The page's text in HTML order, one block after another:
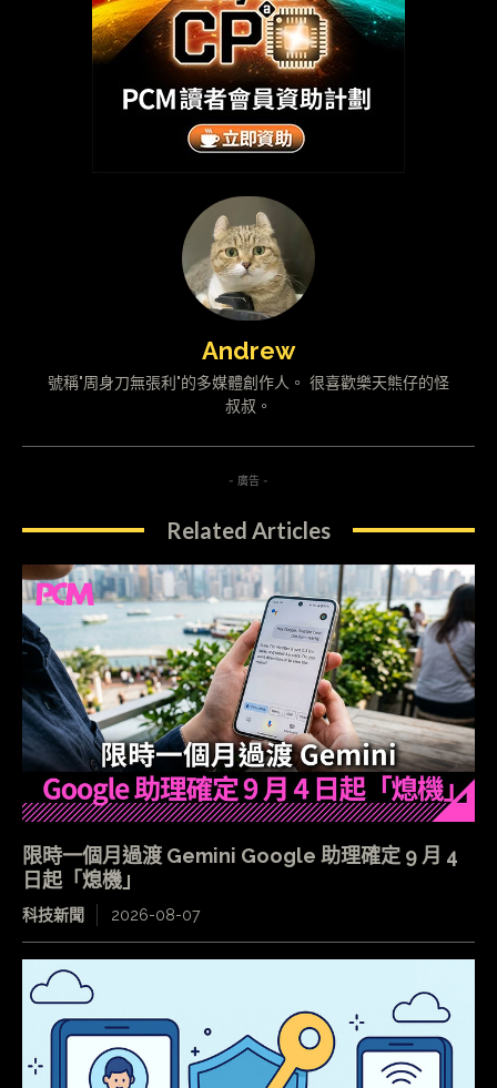
Andrew
號稱"周身刀無張利"的多媒體創作人。 很喜歡樂天熊仔的怪
叔叔。
- 廣告 -
Related Articles
限時一個月過渡 Gemini Google 助理確定 9 月 4
日起「熄機」
科技新聞 2026-08-07